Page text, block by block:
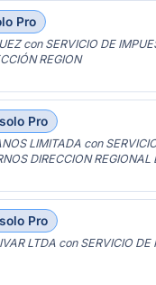
Pro
con SERVICIO DE
REGION
Pro
LIMITADA con
DIRECCION REGIONAL
Pro
LTDA con SERVICIO DE